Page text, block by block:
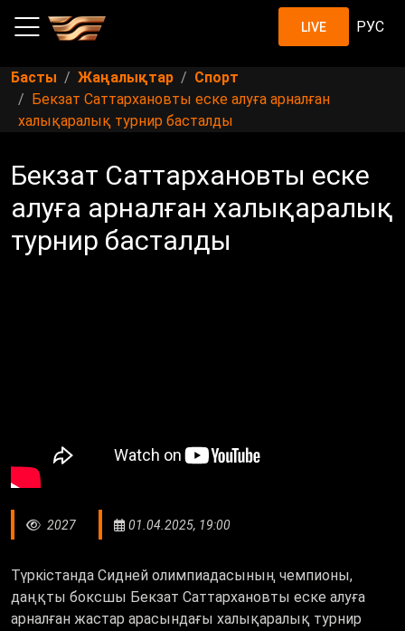
LIVE РУС
Басты Жаңалықтар
Спорт
Бекзат Саттархановты еске алуға арналған
халықаралық турнир басталды
Бекзат Саттархановты еске
алуға арналған халықаралық
турнир басталды
2027 01.04.2025, 19:00
Түркістанда Сидней олимпиадасының чемпионы,
даңқты боксшы Бекзат Саттархановты еске алуға
арналған жастар арасындағы халықаралық турнир